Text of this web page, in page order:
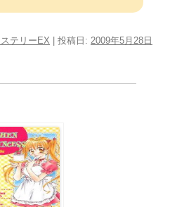
ステリーEX | 投稿日: 2009年5月28日